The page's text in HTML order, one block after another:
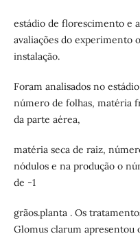
estádio de florescimento e
avaliações do experimento
instalação.
Foram analisados no
número de folhas, matéria
da parte aérea,
matéria seca de raiz,
nódulos e na produção o
de -1
grãos.planta . Os
Glomus clarum apresentou